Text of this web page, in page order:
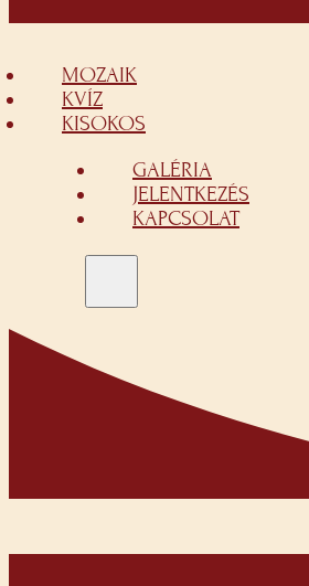
MOZAIK
KVÍZ
KISOKOS
GALÉRIA
JELENTKEZÉS
KAPCSOLAT